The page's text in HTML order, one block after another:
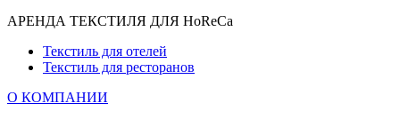
АРЕНДА ТЕКСТИЛЯ ДЛЯ HoReCa
Текстиль для отелей
Текстиль для ресторанов
О КОМПАНИИ